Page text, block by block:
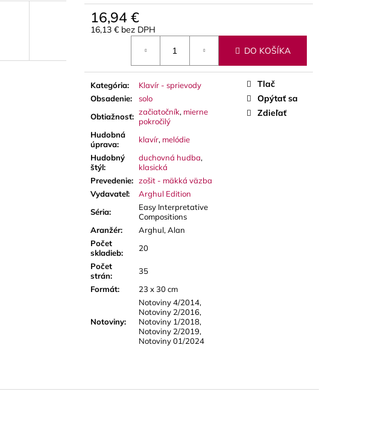
16,94 €
16,13 € bez DPH
DO KOŠÍKA
Kategória:
Klavír - sprievody
Obsadenie:
solo
Obtiažnosť: začiatočník, mierne
pokročilý
Hudobná
úprava: klavír, melódie
Hudobný
štýl:
duchovná hudba,
klasická
Prevedenie: zošit - mäkká väzba
Vydavateľ:
Arghul Edition
Séria:
Easy Interpretative
Compositions
Aranžér:
Arghul, Alan
Počet
skladieb:
20
Počet
strán:
35
Formát: 23 x 30 cm
Notoviny:
Notoviny 4/2014,
Notoviny 2/2016,
Notoviny 1/2018,
Notoviny 2/2019,
Notoviny 01/2024
Tlač
Opýtať sa
Zdieľať
VANDOREN JAVA RED CUT PLÁTKY
NA ALT SAXOFÓN